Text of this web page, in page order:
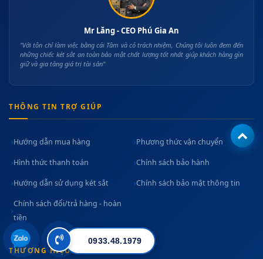
Mr Lăng - CEO Phú Gia An
"Với tôn chỉ làm việc bằng cái Tâm và có trách nhiệm, Chúng tôi luôn đem đến
những chiếc két sắt an toàn bảo mật chất lượng tốt nhất giúp khách hàng gìn
giữ và gia tăng giá trị tài sản"
THÔNG TIN TRỢ GIÚP
Hướng dẫn mua hàng Phương thức vận chuyển
Hình thức thanh toán Chính sách bảo hành
Hướng dẫn sử dụng két sắt Chính sách bảo mật thông tin
Chính sách đổi/trả hàng - hoàn
tiền
THƯƠNG HIỆU KÉT SẮT
0933.48.1979